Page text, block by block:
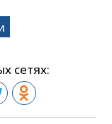
сетях: